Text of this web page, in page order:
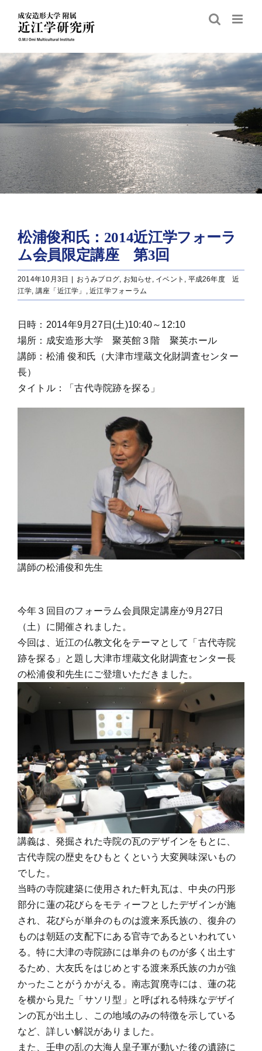
content
松浦俊和氏：2014近江学フォーラ
ム会員限定講座 第3回
2014年10月3日 おうみブログ, お知らせ, イベント , 平成26年度 近
江学, 講座「近江学」 ,近江学フォーラム
日時：2014年9月27日(土)10:40～12:10
場所：成安造形大学 聚英館３階 聚英ホール
講師：松浦 俊和氏（大津市埋蔵文化財調査センター
長）
タイトル：「古代寺院跡を探る」
講師の松浦俊和先生
今年３回目のフォーラム会員限定講座が9月27日
（土）に開催されました。
今回は、近江の仏教文化をテーマとして「古代寺院
跡を探る」と題し大津市埋蔵文化財調査センター長
の松浦俊和先生にご登壇いただきました。
講義は、発掘された寺院の瓦のデザインをもとに、
古代寺院の歴史をひもとくという大変興味深いもの
でした。
当時の寺院建築に使用された軒丸瓦は、中央の円形
部分に蓮の花びらをモティーフとしたデザインが施
され、花びらが単弁のものは渡来系氏族の、復弁の
ものは朝廷の支配下にある官寺であるといわれてい
る。特に大津の寺院跡には単弁のものが多く出土す
るため、大友氏をはじめとする渡来系氏族の力が強
かったことがうかがえる。南志賀廃寺には、蓮の花
を横から見た「サソリ型」と呼ばれる特殊なデザイ
ンの瓦が出土し、この地域のみの特徴を示している
など、詳しい解説がありました。
また、壬申の乱の大海人皇子軍が動いた後の遺跡に